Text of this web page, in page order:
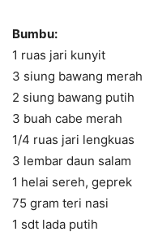
Bumbu:
1 ruas jari kunyit
3 siung bawang merah
2 siung bawang putih
3 buah cabe merah
1/4 ruas jari lengkuas
3 lembar daun salam
1 helai sereh, geprek
75 gram teri nasi
1 sdt lada putih